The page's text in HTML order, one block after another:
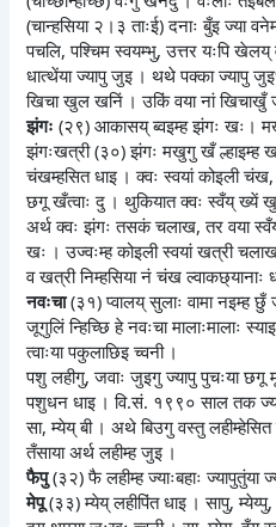
(चान्हसिया २।३ ताःई) दनाः बुँइ ज्या
पचलि, पश्चिम स्वयम्भु, उत्तर यःपि
धात्थेंया ज्यापु जुइ । थथे पक्का ज्यापु
खिचा खुल खनिं । उकिं वया नां खिचाखुँ
झंगः (२९) आकासय् ब्वइम्ह झंगः खः।
झंगःखत्री (३०) झंगः मखुगु खँ ल्हाइम्ह
चंखम्हसित धाइ । क्वः स्वयां कोइली
छगू खँत्वाः दु । थुकियात क्वः स्वँय् ख्यें
अर्थ क्वः झंगः तसकं चलाख, तर वया
खः । उज्वःम्ह कोइली स्वयां खत्री
व खत्री निम्हसिया नं चंख ल्वाकछ्यानाः
नवःचा(३१) प्वालय् सुलाः वामा नइम्ह
जूगुलिं न्हिच्छि हे नवःचा मालाःमालाः
त्वाःया पकुलाछिइ च्वनी ।
पशु लहीगु, जवाः जुइगु ज्यापु पुचःया
पशुधन धाइ । वि.सं. १९९० साल तक
सा, म्येय् बी । अथे बिउगु वस्तु
तँसाया अर्थ लहीम्ह जुइ ।
फैपु(३२) फै लहीम्ह ज्याःबहाः ज्यापुतुंया
मेपू(३३) म्येय् लहीपिंत धाइ । सापु,